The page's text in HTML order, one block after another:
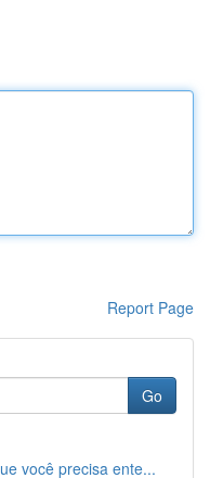
Report Page
Go
você precisa ente...